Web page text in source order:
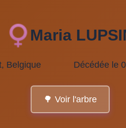
Maria
Belgique Décédée le
🌳 Voir l'arbre